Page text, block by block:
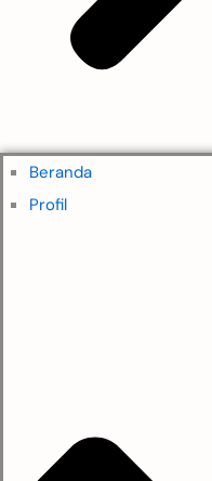
Beranda
Profil